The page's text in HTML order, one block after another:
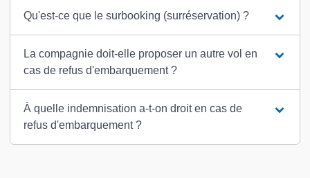
Qu'est-ce que le surbooking (surréservation) ?
La compagnie doit-elle proposer un autre vol en
cas de refus d'embarquement ?
À quelle indemnisation a-t-on droit en cas de
refus d'embarquement ?